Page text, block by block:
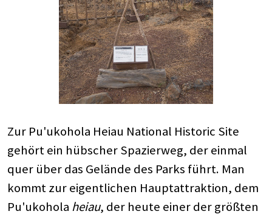
Zur Pu'ukohola Heiau National Historic Site
gehört ein hübscher Spazierweg, der einmal
quer über das Gelände des Parks führt. Man
kommt zur eigentlichen Hauptattraktion, dem
Pu'ukohola heiau, der heute einer der größten